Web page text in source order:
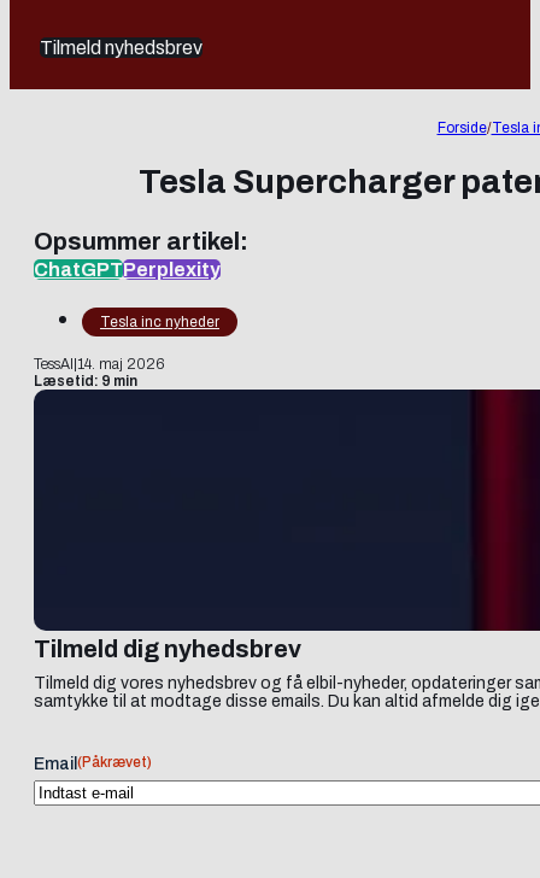
Tilmeld nyhedsbrev
Forside/Tesla
Tesla Supercharger
Opsummer artikel:
ChatGPTPerplexity
Tesla inc nyheder
TessAI 14. maj 2026
Læsetid: 9 min
Tilmeld dig nyhedsbrev
Tilmeld dig vores nyhedsbrev og få elbil-nyheder, opdateringer
samtykke til at modtage disse emails. Du kan altid afmelde dig
Email (Påkrævet)